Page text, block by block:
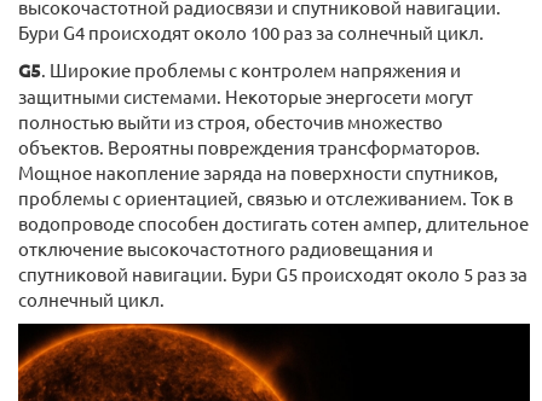
высокочастотной радиосвязи и спутниковой навигации.
Бури G4 происходят около 100 раз за солнечный цикл.
G5. Широкие проблемы с контролем напряжения и
защитными системами. Некоторые энергосети могут
полностью выйти из строя, обесточив множество
объектов. Вероятны повреждения трансформаторов.
Мощное накопление заряда на поверхности спутников,
проблемы с ориентацией, связью и отслеживанием. Ток в
водопроводе способен достигать сотен ампер, длительное
отключение высокочастотного радиовещания и
спутниковой навигации. Бури G5 происходят около 5 раз за
солнечный цикл.